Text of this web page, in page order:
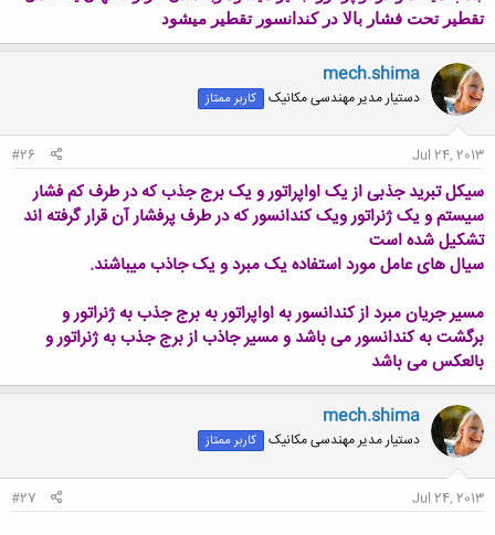
تقطیر تحت فشار بالا در کندانسور تقطیر میشود
mech.shima
دستیار مدیر مهندسی مکانیک کاربر ممتاز
Jul 24, 2013
#26
سیکل تبرید جذبی از یک اواپراتور و یک برج جذب که در طرف کم فشار
سیستم و یک ژنراتور ویک کندانسور که در طرف پرفشار آن قرار گرفته اند
تشکیل شده است
سیال های عامل مورد استفاده یک مبرد و یک جاذب میباشند.
مسیر جریان مبرد از کندانسور به اواپراتور به برج جذب به ژنراتور و
برگشت به کندانسور می باشد و مسیر جاذب از برج جذب به ژنراتور و
بالعکس می باشد
mech.shima
دستیار مدیر مهندسی مکانیک کاربر ممتاز
Jul 24, 2013
#27